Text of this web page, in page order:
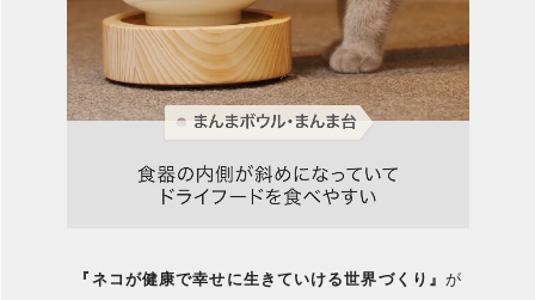
『ネコが健康で幸せに生きていける世界づくり』が